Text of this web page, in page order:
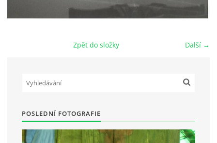
MÍSTO PRO VAŠE VZKAZY!!
DOKUMENTY OVJK
Další →
Zpět do složky
POSLEDNÍ FOTOGRAFIE